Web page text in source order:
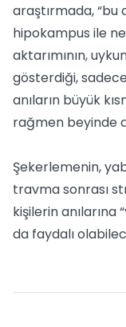
araştırmada, “bu
hipokampus ile
aktarımının,
gösterdiği,
anıların büyük
rağmen beyinde
Şekerlemenin,
travma sonrası
kişilerin anılarına
da faydalı